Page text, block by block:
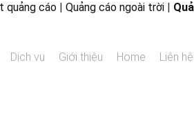
quảng cáo Quảng cáo ngoài trời
Dịch vụ Giới thiệu Home Liên hệ